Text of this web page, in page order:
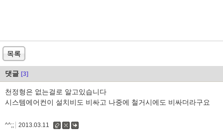
목록
댓글 [3]
천정형은 없는걸로 알고있습니다
시스템에어컨이 설치비도 비싸고 나중에 철거시에도 비싸더라구요
^^;; 2013.03.11
수
삭